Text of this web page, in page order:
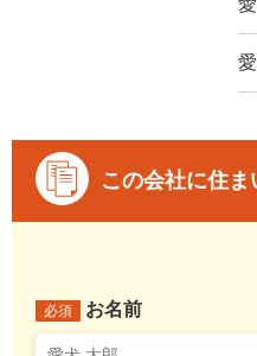
この会社に住
必須 お名前